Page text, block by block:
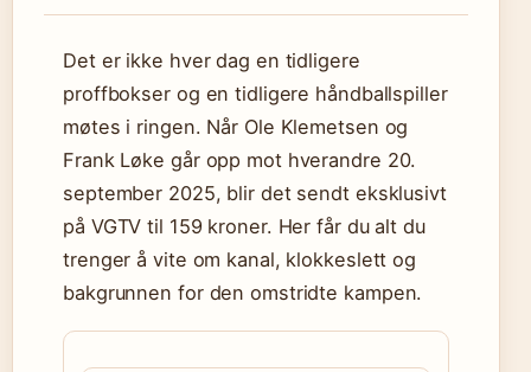
Det er ikke hver dag en tidligere
proffbokser og en tidligere håndballspiller
møtes i ringen. Når Ole Klemetsen og
Frank Løke går opp mot hverandre 20.
september 2025, blir det sendt eksklusivt
på VGTV til 159 kroner. Her får du alt du
trenger å vite om kanal, klokkeslett og
bakgrunnen for den omstridte kampen.